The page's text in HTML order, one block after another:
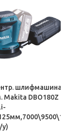
шлифмашина
Makita DBO180Z
у)